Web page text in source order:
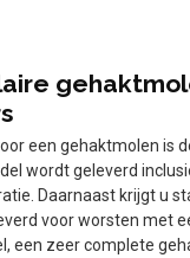
een gehaktmolen is
wordt geleverd
Daarnaast krijgt u
voor worsten met
een zeer complete